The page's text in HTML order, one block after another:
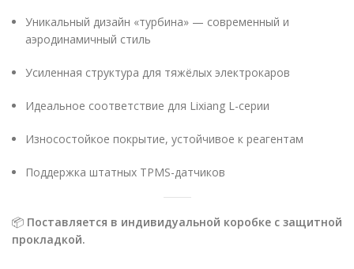
Уникальный дизайн «турбина» — современный и
аэродинамичный стиль
Усиленная структура для тяжёлых электрокаров
Идеальное соответствие для Lixiang L-серии
Износостойкое покрытие, устойчивое к реагентам
Поддержка штатных TPMS-датчиков
📦 Поставляется в индивидуальной коробке с защитной
прокладкой.